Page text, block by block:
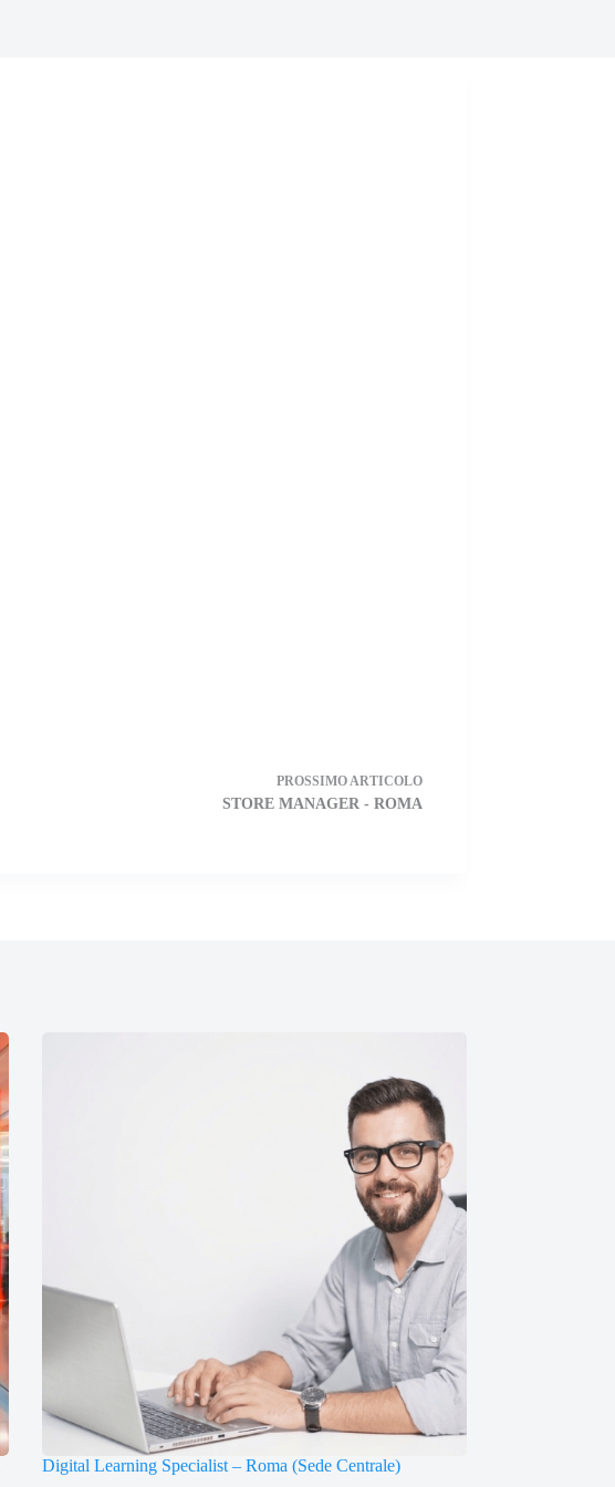
PROSSIMO ARTICOLO
STORE MANAGER - ROMA
Digital Learning Specialist – Roma (Sede Centrale)